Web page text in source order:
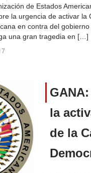
de Estados
la urgencia de activar la
en contra del gobierno
una gran tragedia en […]
la
de la